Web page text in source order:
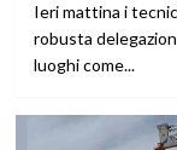
Ieri mattina i
robusta
luoghi come...